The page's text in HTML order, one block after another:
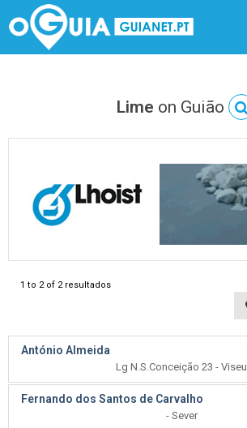
Lime on Guião
1 to 2 of 2 resultados
António Almeida
Lg N.S.Conceição 23 - Viseu
Fernando dos Santos de Carvalho
- Sever